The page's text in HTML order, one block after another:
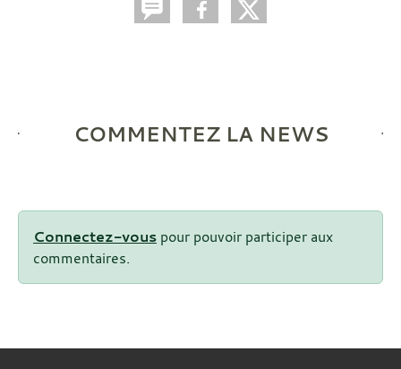
COMMENTEZ LA NEWS
Connectez-vous pour pouvoir participer aux
commentaires.